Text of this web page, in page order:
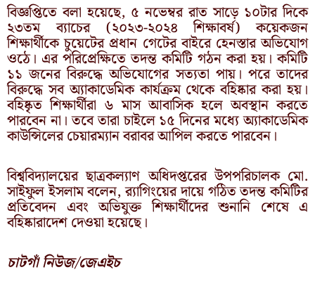
বিজ্ঞপ্তিতে বলা হয়েছে, ৫ নভেম্বর রাত সাড়ে ১০টার দিকে
২৩তম ব্যাচের (২০২৩-২০২৪ শিক্ষাবর্ষ) কয়েকজন
শিক্ষার্থীকে চুয়েটের প্রধান গেটের বাইরে হেনস্তার অভিযোগ
ওঠে। এর পরিপ্রেক্ষিতে তদন্ত কমিটি গঠন করা হয়। কমিটি
১১ জনের বিরুদ্ধে অভিযোগের সত্যতা পায়। পরে তাদের
বিরুদ্ধে সব অ্যাকাডেমিক কার্যক্রম থেকে বহিষ্কার করা হয়।
বহিষ্কৃত শিক্ষার্থীরা ৬ মাস আবাসিক হলে অবস্থান করতে
পারবেন না। তবে তারা চাইলে ১৫ দিনের মধ্যে অ্যাকাডেমিক
কাউন্সিলের চেয়ারম্যান বরাবর আপিল করতে পারবেন।
বিশ্ববিদ্যালয়ের ছাত্রকল্যাণ অধিদপ্তরের উপপরিচালক মো.
সাইফুল ইসলাম বলেন, র‍্যাগিংয়ের দায়ে গঠিত তদন্ত কমিটির
প্রতিবেদন এবং অভিযুক্ত শিক্ষার্থীদের শুনানি শেষে এ
বহিষ্কারাদেশ দেওয়া হয়েছে।
চাটগাঁ নিউজ/জেএইচ